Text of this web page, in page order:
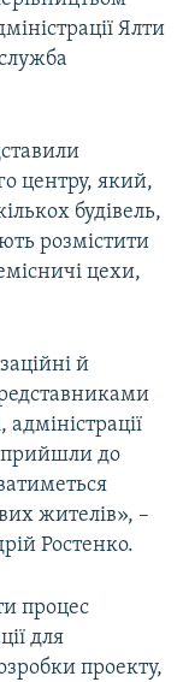
Ялти
центру, який,
будівель,
розмістити
цехи,
й
прийшли до
жителів», –
Ростенко.
процес
для
проекту,